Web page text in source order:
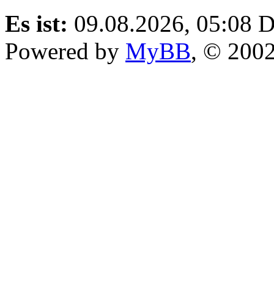
Es ist: 09.08.2026, 05:08
Powered by MyBB, ©